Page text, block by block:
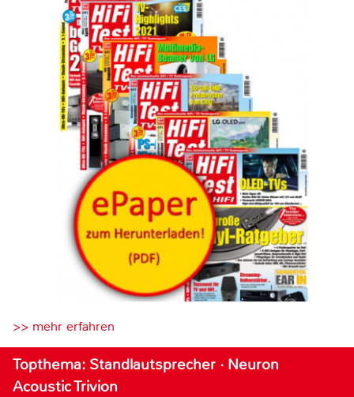
>> mehr erfahren
Topthema: Standlautsprecher · Neuron
Acoustic Trivion